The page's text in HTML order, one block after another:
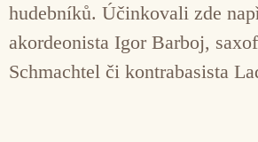
hudebníků. Účinkovali zde
akordeonista Igor Barboj,
Schmachtel či kontrabasista